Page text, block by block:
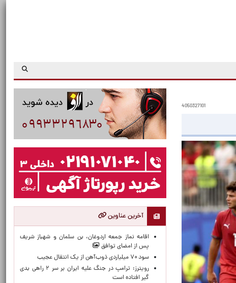
4050327101
آخرین عناوین
اقامه نماز جمعه اردوغان، بن ‌سلمان و شهباز شریف
پس از امضای توافق
سود ۷۰ میلیاردی ذوب‌آهن از یک انتقال عجیب
رویترز: ترامپ در جنگ علیه ایران بر سر ۲ راهی بدی
گیر افتاده است